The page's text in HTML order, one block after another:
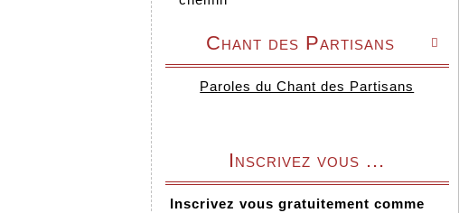

Chant des Partisans
Paroles du Chant des Partisans
Inscrivez vous ...
Inscrivez vous gratuitement comme